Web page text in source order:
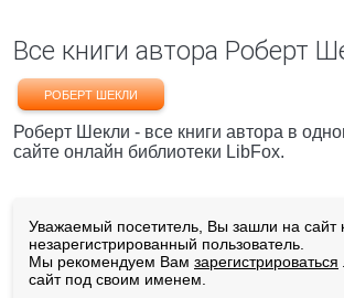
Все книги автора Роберт
РОБЕРТ ШЕКЛИ
Роберт Шекли - все книги автора в
сайте онлайн библиотеки LibFox.
Уважаемый посетитель, Вы зашли на сайт
незарегистрированный пользователь.
Мы рекомендуем Вам зарегистрироваться
сайт под своим именем.